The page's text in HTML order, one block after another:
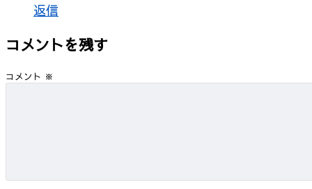
返信
コメントを残す
コメント ※